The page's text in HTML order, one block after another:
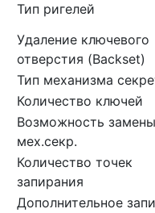
Тип ригелей
Удаление ключевого
отверстия (Backset)
Тип механизма
Количество ключей
Возможность замены
мех.секр.
Количество точек
запирания
Дополнительное